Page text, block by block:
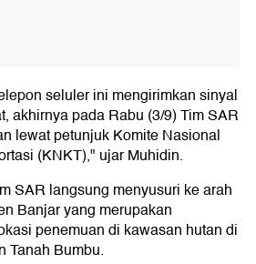
seluler ini mengirimkan sinyal
akhirnya pada Rabu (3/9) Tim SAR
lewat petunjuk Komite Nasional
(KNKT)," ujar Muhidin.
SAR langsung menyusuri ke arah
Banjar yang merupakan
penemuan di kawasan hutan di
Tanah Bumbu.